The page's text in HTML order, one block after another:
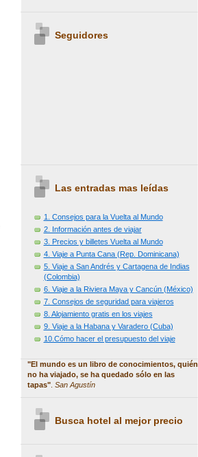
Seguidores
Las entradas mas leídas
1. Consejos para la Vuelta al Mundo
2. Información antes de viajar
3. Precios y billetes Vuelta al Mundo
4. Viaje a Punta Cana (Rep. Dominicana)
5. Viaje a San Andrés y Cartagena de Indias
(Colombia)
6. Viaje a la Riviera Maya y Cancún (México)
7. Consejos de seguridad para viajeros
8. Alojamiento gratis en los viajes
9. Viaje a la Habana y Varadero (Cuba)
10.Cómo hacer el presupuesto del viaje
"El mundo es un libro de conocimientos, quién
no ha viajado, se ha quedado sólo en las
tapas". San Agustín
Busca hotel al mejor precio